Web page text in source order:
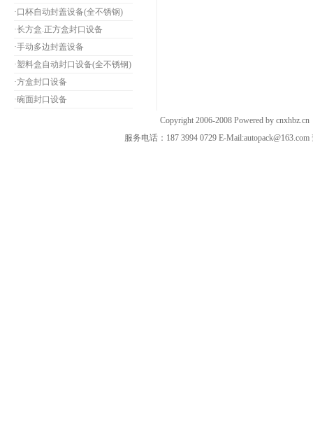
·口杯自动封盖设备(全不锈钢)
·长方盒.正方盒封口设备
·手动多边封盖设备
·塑料盒自动封口设备(全不锈钢)
·方盒封口设备
·碗面封口设备
Copyright 2006-2008 Powered by
服务电话：187 3994 0729 E-Mail:autopack@163.com